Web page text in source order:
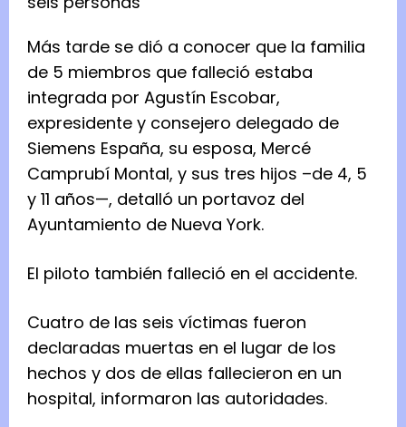
Más tarde se dió a conocer que la familia
de 5 miembros que falleció estaba
integrada por Agustín Escobar,
expresidente y consejero delegado de
Siemens España, su esposa, Mercé
Camprubí Montal, y sus tres hijos –de 4, 5
y 11 años—, detalló un portavoz del
Ayuntamiento de Nueva York.
El piloto también falleció en el accidente.
Cuatro de las seis víctimas fueron
declaradas muertas en el lugar de los
hechos y dos de ellas fallecieron en un
hospital, informaron las autoridades.